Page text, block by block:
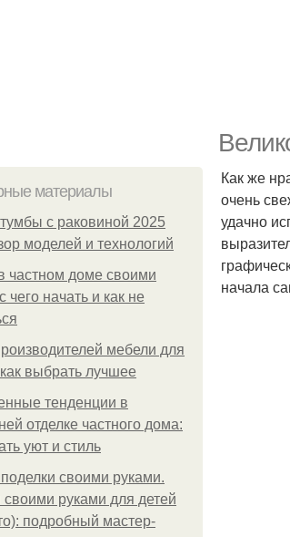
материалы
с раковиной 2025
моделей и технологий
частном доме своими
чего начать и как не
мебели для
выбрать лучшее
тенденции в
отделке частного дома:
уют и стиль
своими руками.
своими руками для детей
подробный мастер-
Как же
очень
удачно
начала